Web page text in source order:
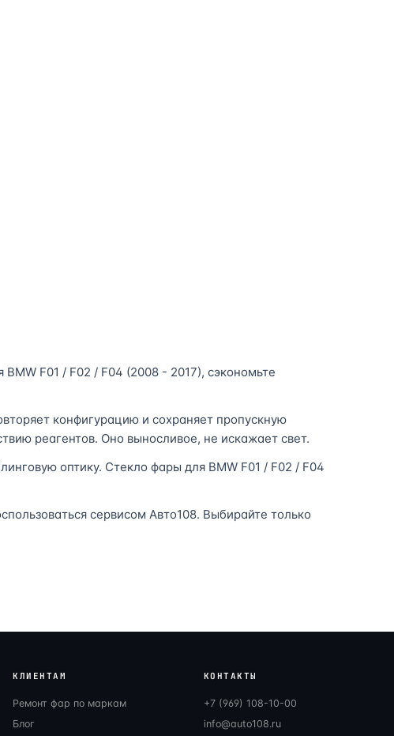
F01 / F02 / F04 (2008 - 2017), сэкономьте
конфигурацию и сохраняет пропускную
реагентов. Оно выносливое, не искажает свет.
оптику. Стекло фары для BMW F01 / F02 / F04
сервисом Авто108. Выбирайте только
КЛИЕНТАМ
Ремонт фар по маркам
Блог
КОНТАКТЫ
+7 (969) 108-10-00
info@auto108.ru